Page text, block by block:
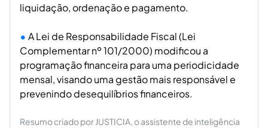
liquidação, ordenação e pagamento.
A Lei de Responsabilidade Fiscal (Lei
Complementar nº 101/2000) modificou a
programação financeira para uma periodicidade
mensal, visando uma gestão mais responsável e
prevenindo desequilíbrios financeiros.
Resumo criado por JUSTICIA, o assistente de inteligência